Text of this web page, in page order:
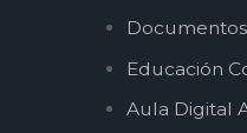
Educación
Aula Digital